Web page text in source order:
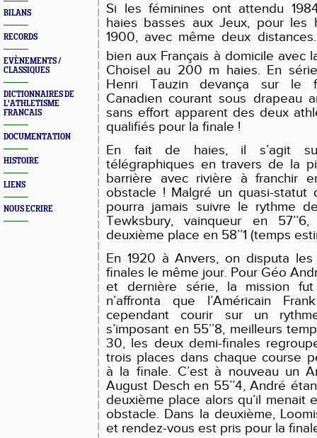
BILANS
RECORDS
EVÈNEMENTS /
CLASSIQUES
DICTIONNAIRES DE
L'ATHLETISME
FRANCAIS
DOCUMENTATION
HISTOIRE
LIENS
NOUS ECRIRE
Si les féminines ont attendu
haies basses aux Jeux, pour les
1900, avec même deux
bien aux Français à domicile avec
Choisel au 200 m haies. En
Henri Tauzin devança sur le
Canadien courant sous drapeau
sans effort apparent des deux
qualifiés pour la finale !
En fait de haies, il s’agit
télégraphiques en travers de la
barrière avec rivière à franchir
obstacle ! Malgré un quasi-statut
pourra jamais suivre le rythme
Tewksbury, vainqueur en
deuxième place en 58’’1 (temps
En 1920 à Anvers, on disputa
finales le même jour. Pour Géo
et dernière série, la mission fut
n’affronta que l’Américain
cependant courir sur un
s’imposant en 55’’8, meilleurs
30, les deux demi-finales
trois places dans chaque course
à la finale. C’est à nouveau un
August Desch en 55’’4, André
deuxième place alors qu’il menait
obstacle. Dans la deuxième,
et rendez-vous est pris pour la